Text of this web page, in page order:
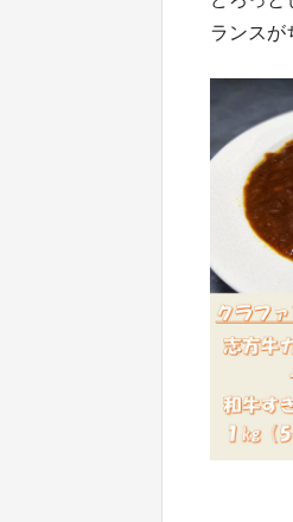
ランスが